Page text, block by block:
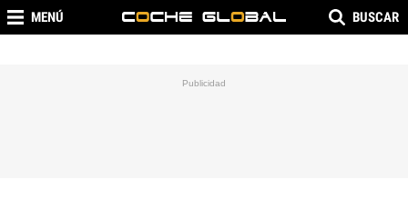
MENÚ BUSCAR